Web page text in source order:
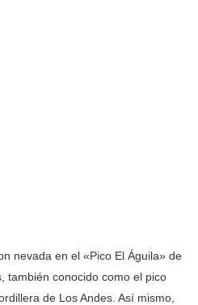
nevada en el «Pico El Águila» de
también conocido como el pico
de Los Andes. Así mismo,